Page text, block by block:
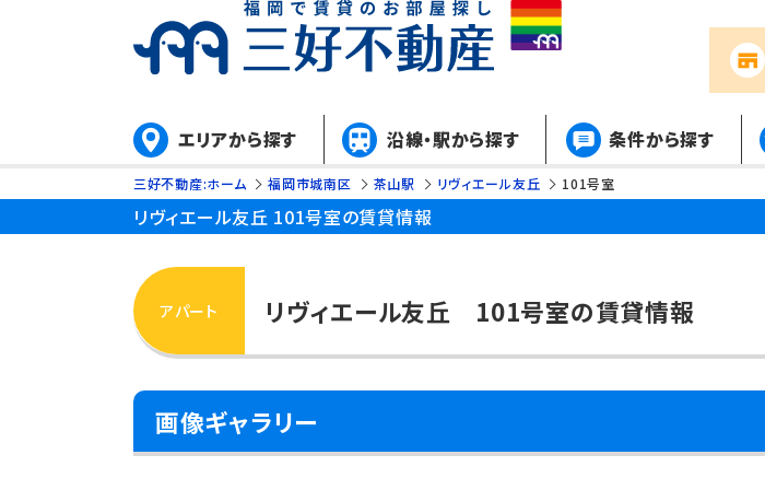
エリアから探す 沿線・駅から探す 条件から探す
三好不動産:ホーム 福岡市城南区 茶山駅 リヴィエール友丘 101号室
リヴィエール友丘 101号室の賃貸情報
アパート リヴィエール友丘 101号室の賃貸情報
画像ギャラリー